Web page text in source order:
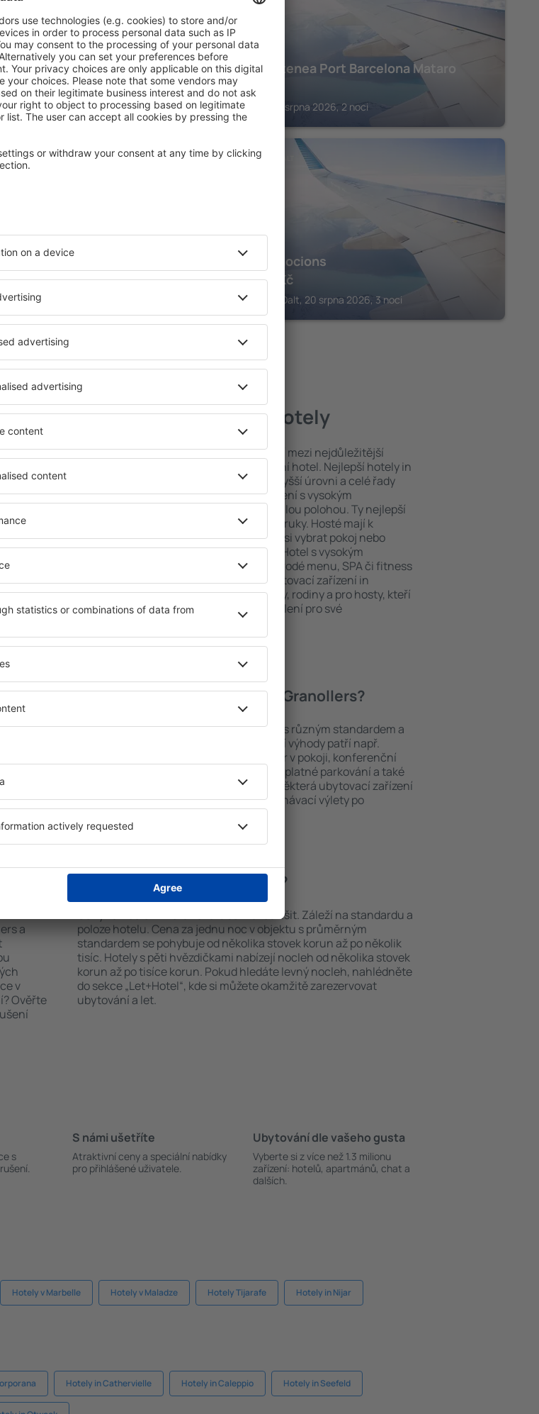
Vallés
Valles, 09 září 2026, 2 noci
Hotel Atenea Port Barcelona Mataro
5 183
Mataro, 31 srpna 2026, 2 noci
Ecoresort & Aire Ancient
srpna 2026, 2 noci
VILASAR DE DALT
Sorli Emocions
10 555
Kč
Vilasar De Dalt, 20 srpna 2026, 3 noci
více hotelů in Granollers
a
a
a
se
i
se
Granollers – nejlepší hotely
Komplexní služby a výhodná poloha patří mezi nejdůležitější
kritéria, která musí splnit každý exklusivní hotel. Nejlepší hotely in
Granollers jsou zárukou obsluhy na nejvyšší úrovni a celé řady
dalších výhod pro hosty. Ubytovací zařízení s vysokým
standardem se mohou pochlubit dokonalou polohou. Ty nejlepší
atrakce in Granollers tak máte na dosah ruky. Hosté mají k
dispozici i bezplatné parkování a mohou si vybrat pokoj nebo
apartmán přesně podle svých představ. Hotel s vysokým
standardem znamená mimo jiné i různorodé menu, SPA či fitness
areál nebo atrakce pro děti. Nejlepší ubytovací zařízení in
Granollers jsou skvělým řešením pro páry, rodiny a pro hosty, kteří
cestují služebně nebo chtějí pořádat školení pro své
Díky
a
máte
nebo
Jaké zařízení nabízí hotely in Granollers?
Hotely in Granollers se řadí mezi objekty s různým standardem a
vybavením pro hosty. Mezi nejoblíbenější výhody patří např.
bezplatné wi-fi, SPA areál, minibar/trezor v pokoji, konferenční
centrum, restaurace, dětský koutek, bezplatné parkování a také
informační brožury o atrakcích v okolí. Některá ubytovací zařízení
nabízejí i transport z/na letiště nebo poznávací výlety po
historických památkách in Granollers.
a
v
Ověřte
Kolik stojí hotel in Granollers?
Ceny za nocleh in Granollers se můžou lišit. Záleží na standardu a
poloze hotelu. Cena za jednu noc v objektu s průměrným
standardem se pohybuje od několika stovek korun až po několik
tisíc. Hotely s pěti hvězdičkami nabízejí nocleh od několika stovek
korun až po tisíce korun. Pokud hledáte levný nocleh, nahlédněte
do sekce „Let+Hotel“, kde si můžete okamžitě zarezervovat
ubytování a let.
s
S námi ušetříte
Atraktivní ceny a speciální nabídky
pro přihlášené uživatele.
Ubytování dle vašeho gusta
Vyberte si z více než 1.3 milionu
zařízení: hotelů, apartmánů, chat a
dalších.
Hotely v Marbelle Hotely v Maladze Hotely Tijarafe Hotely in Nijar
Hotely in Cathervielle Hotely in Caleppio Hotely in Seefeld